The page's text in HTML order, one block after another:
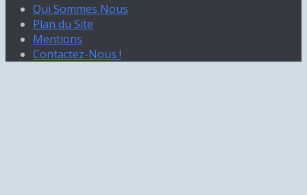
Qui Sommes Nous
Plan du Site
Mentions
Contactez-Nous !